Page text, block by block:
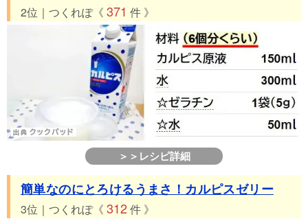
2位｜つくれぽ《 371 件 》
＞＞レシピ詳細
簡単なのにとろけるうまさ！カルピスゼリー
3位｜つくれぽ《 312 件 》